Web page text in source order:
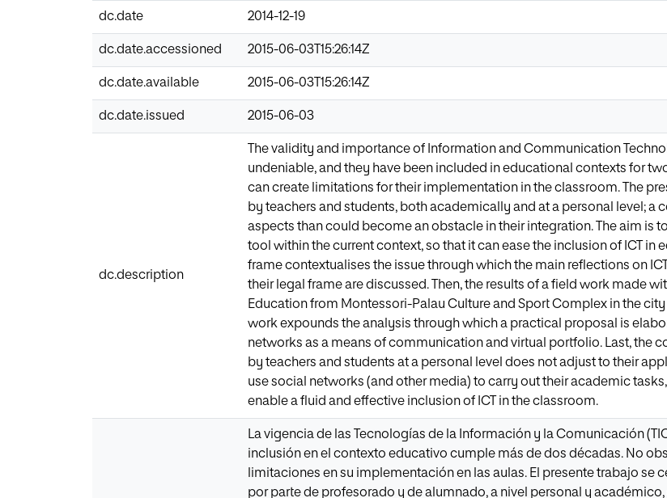
dc.date 2014-12-19
dc.date.accessioned 2015-06-03T15:26:14Z
dc.date.available 2015-06-03T15:26:14Z
dc.date.issued 2015-06-03
dc.description
The validity and importance of Information and Communication
undeniable, and they have been included in educational contexts for
can create limitations for their implementation in the classroom. The
by teachers and students, both academically and at a personal level;
aspects than could become an obstacle in their integration. The aim is
tool within the current context, so that it can ease the inclusion of ICT in
frame contextualises the issue through which the main reflections on
their legal frame are discussed. Then, the results of a field work made
Education from Montessori-Palau Culture and Sport Complex in the
work expounds the analysis through which a practical proposal is
networks as a means of communication and virtual portfolio. Last, the
by teachers and students at a personal level does not adjust to their
use social networks (and other media) to carry out their academic
enable a fluid and effective inclusion of ICT in the classroom.
La vigencia de las Tecnologías de la Información y la Comunicación
inclusión en el contexto educativo cumple más de dos décadas. No
limitaciones en su implementación en las aulas. El presente trabajo se
por parte de profesorado y de alumnado, a nivel personal y